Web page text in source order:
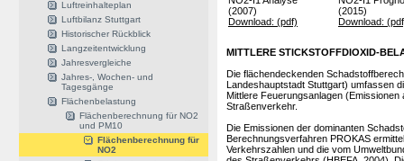
Luftreinhalteplan
Luftbilanz Stuttgart
Historischer Rückblick
Langzeitentwicklung
Jahresvergleiche
Jahres-, Wochen- und
Tagesgänge
Flächenbelastung
Flächenberechnung für NO2
und PM10
Flächenberechnung für
NO2
(2007)
Download: (pdf)
(2015)
Download:
MITTLERE STICKSTOFFDIOXID-
Die flächendeckenden
Landeshauptstadt Stuttgart) umfassen
Mittlere Feuerungsanlagen
Straßenverkehr.
Die Emissionen der dominanten
Berechnungsverfahren PROKAS
Verkehrszahlen und die vom